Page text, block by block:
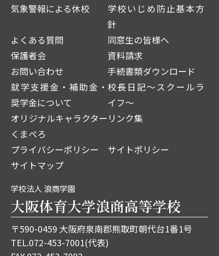
気象警報による休校
学校いじめ防止基本方
針
よくある質問
同窓生の皆様へ
保護者会
資料請求
お問い合わせ
手続書類ダウンロード
就学支援金・補助金・
奨学金について
校長日記～スクールラ
イフ～
オリジナルキャラクター
くまぺろ
リンク集
プライバシーポリシー
サイトポリシー
サイトマップ
学校法人 浪商学園
大阪体育大学浪商高等学校
〒590-0459 大阪府泉南郡熊取町朝代台1番1号
TEL.072-453-7001(代表)